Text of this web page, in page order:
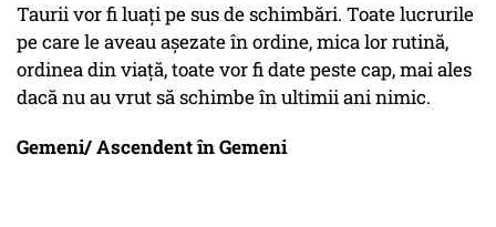
Taurii vor fi luați pe sus de schimbări. Toate lucrurile
pe care le aveau așezate în ordine, mica lor rutină,
ordinea din viață, toate vor fi date peste cap, mai ales
dacă nu au vrut să schimbe în ultimii ani nimic.
Gemeni/ Ascendent în Gemeni